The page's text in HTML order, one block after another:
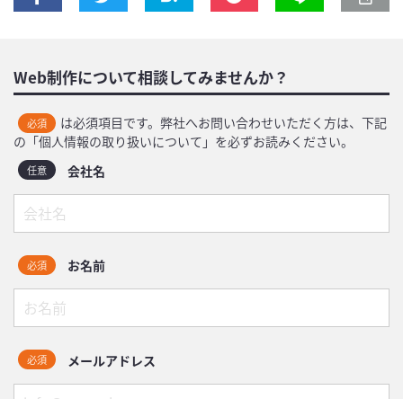
Web制作について相談してみませんか？
必須
は必須項目です。弊社へお問い合わせいただく方は、下記
の「個人情報の取り扱いについて」を必ずお読みください。
会社名
任意
お名前
必須
メールアドレス
必須